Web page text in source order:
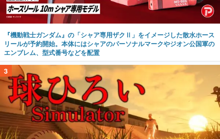
『機動戦士ガンダム』の「シャア専用ザクⅡ」をイメージした散水ホース
リールが予約開始。本体にはシャアのパーソナルマークやジオン公国軍の
エンブレム、型式番号などを配置
3